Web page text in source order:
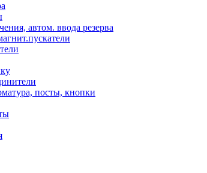
автом. ввода резерва
посты, кнопки